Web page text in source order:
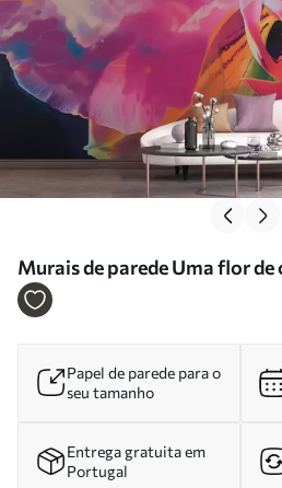
Murais de parede Uma flor
vibrante, com cores ricas e
Papel de parede para o
seu tamanho
Entrega gratuita em
Portugal